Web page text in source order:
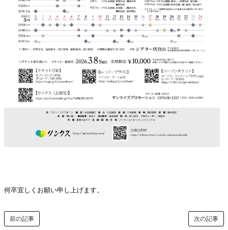
何卒宜しくお願い申し上げます。
次の記事
前の記事